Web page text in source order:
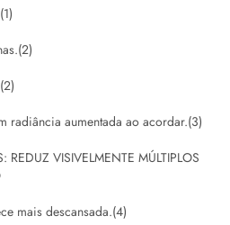
radiância aumentada ao acordar.(3)
REDUZ VISIVELMENTE MÚLTIPLOS
mais descansada.(4)